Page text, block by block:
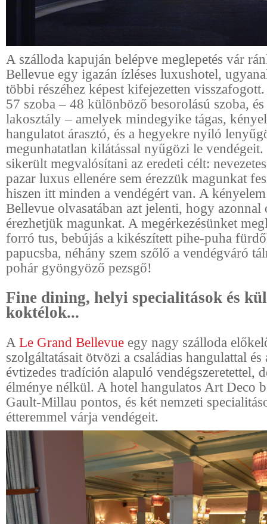
A szálloda kapuján belépve meglepetés vár
Bellevue egy igazán ízléses luxushotel,
többi részéhez képest kifejezetten visszafogott.
57 szoba – 48 különböző besorolású szoba,
lakosztály – amelyek mindegyike tágas,
hangulatot árasztó, és a hegyekre nyíló
megunhatatlan kilátással nyűgözi le
sikerült megvalósítani az eredeti célt:
pazar luxus ellenére sem érezzük magunkat
hiszen itt minden a vendégért van. A
Bellevue olvasatában azt jelenti, hogy azonnal
érezhetjük magunkat. A megérkezésünket
forró tus, bebújás a kikészített pihe-puha
papucsba, néhány szem szőlő a vendégváró
pohár gyöngyöző pezsgő!
Fine dining, helyi specialitások és
koktélok...
A Le Grand Bellevue egy nagy szálloda
szolgáltatásait ötvözi a családias hangulattal és
évtizedes tradíción alapuló vendégszeretettel,
élménye nélkül. A hotel hangulatos Art Deco
Gault-Millau pontos, és két nemzeti
étteremmel várja vendégeit.